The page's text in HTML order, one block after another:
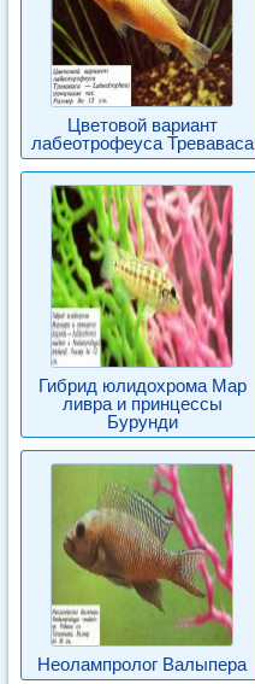
Цветовой вариант
лабеотрофеуса Треваваса
Гибрид юлидохрома Мар
ливра и принцессы
Бурунди
Неолампролог Валыпера